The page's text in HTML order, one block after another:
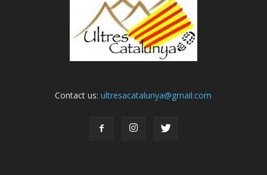
Contact us:ultresacatalunya@gmail.com